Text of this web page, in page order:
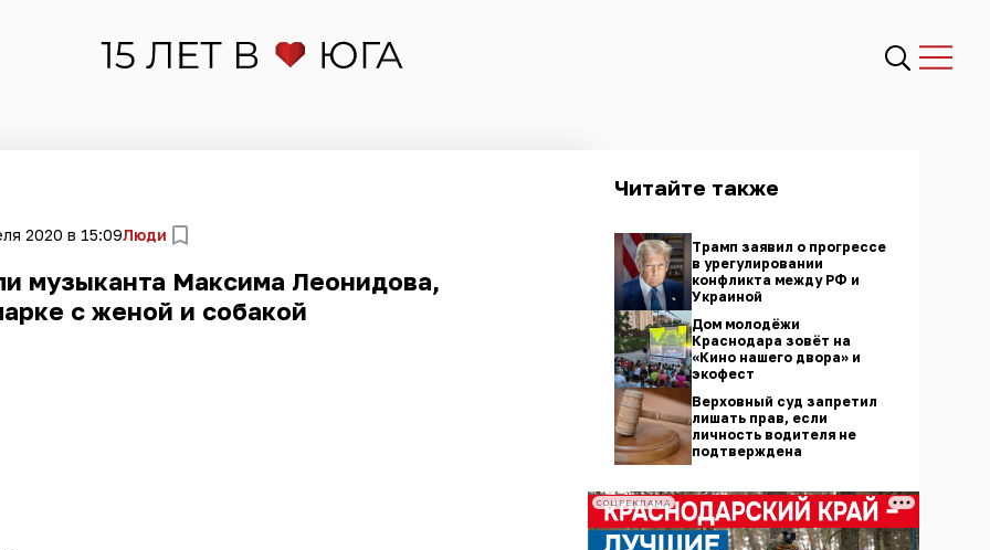
2020 в 15:09Люди
музыканта Максима Леонидова,
с женой и собакой
Читайте также
Трамп заявил о прогрессе
в урегулировании
конфликта между РФ и
Украиной
Дом молодёжи
Краснодара зовёт на
«Кино нашего двора» и
экофест
Верховный суд запретил
лишать прав, если
личность водителя не
подтверждена
СОЦРЕКЛАМА